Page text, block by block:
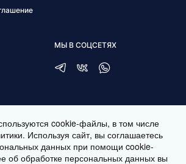
МЫ В СОЦСЕТЯХ
cookie-файлы, в том числе
Используя сайт, вы соглашаетесь
данных при помощи cookie-
об обработке персональных данных вы